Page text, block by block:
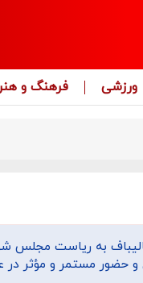
ورزشی فرهنگ و
به ریاست مجلس
و حضور مستمر و